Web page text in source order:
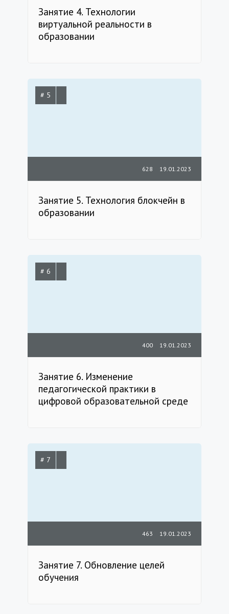
Занятие 4. Технологии
виртуальной реальности в
образовании
# 5
19.01.2023
628
Занятие 5. Технология блокчейн в
образовании
# 6
19.01.2023
400
Занятие 6. Изменение
педагогической практики в
цифровой образовательной среде
# 7
19.01.2023
463
Занятие 7. Обновление целей
обучения